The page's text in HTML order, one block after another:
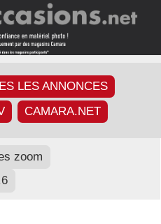
LES ANNONCES
CAMARA.NET
zoom